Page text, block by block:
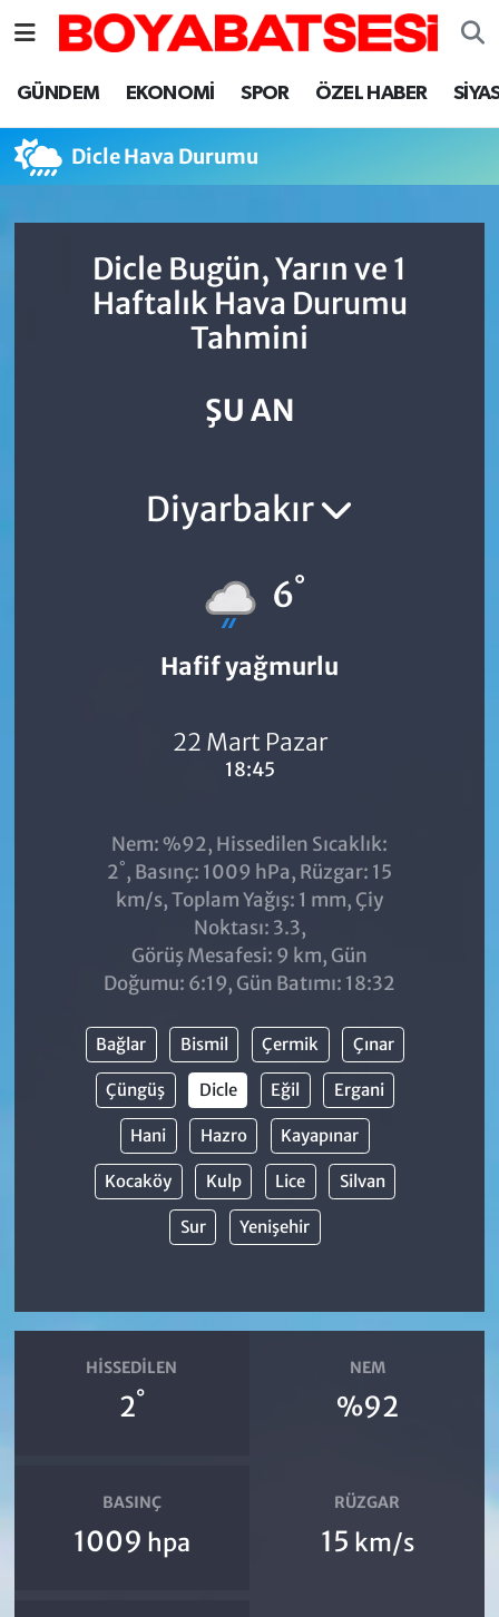
GÜNDEM EKONOMİ SPOR ÖZEL HABER
Dicle Hava Durumu
Dicle Bugün, Yarın ve 1
Haftalık Hava Durumu
Tahmini
ŞU AN
Diyarbakır
6°
Hafif yağmurlu
22 Mart Pazar
18:45
Nem: %92, Hissedilen Sıcaklık:
2°, Basınç: 1009 hPa, Rüzgar: 15
km/s, Toplam Yağış: 1 mm, Çiy
Noktası: 3.3,
Görüş Mesafesi: 9 km, Gün
Doğumu: 6:19, Gün Batımı: 18:32
Bağlar Bismil Çermik Çınar
Çüngüş Dicle Eğil Ergani
Hani Hazro Kayapınar
Kocaköy Kulp Lice Silvan
Sur Yenişehir
HISSEDILEN
2°
NEM
%92
BASINÇ
1009 hpa
RÜZGAR
15 km/s
Sinop Nöbetçi Eczaneler
Sinop Hava Durumu
Sinop Trafik Yoğunluk Haritası
Süper Lig Puan Durumu ve Fikstür
Son Dakika Haberleri